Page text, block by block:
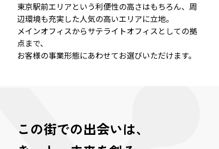
東京駅前エリアという利便性の高さはもちろん、周
辺環境も充実した人気の高いエリアに立地。
メインオフィスからサテライトオフィスとしての拠
点まで、
お客様の事業形態にあわせてお選びいただけます。
この街での出会いは、